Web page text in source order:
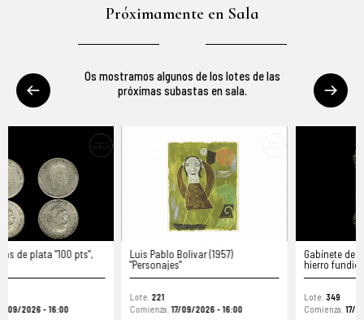
Puedes ver nuestra subasta en directo
Próximamente en Sala
Os mostramos algunos de los lotes de las
próximas subastas en sala.
Luis Pablo Bolivar (1957)
"Personajes"
Comienza.17/09/2026 - 16:00
Gabinete de pared de madera y
Comienza.17/09/2026 - 16:00